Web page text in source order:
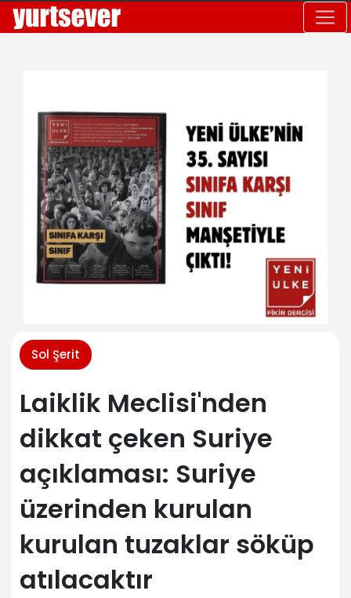
Sol Şerit
Laiklik Meclisi'nden
dikkat çeken Suriye
açıklaması: Suriye
üzerinden kurulan
kurulan tuzaklar söküp
atılacaktır